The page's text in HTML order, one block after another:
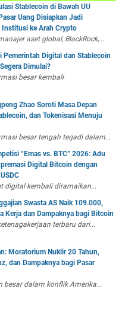
Stablecoin di Bawah UU
Uang Disiapkan Jadi
Institusi ke Arah Crypto
aset global, BlackRock,...
Pemerintah Digital dan Stablecoin
Dimulai?
besar kembali
Zhao Soroti Masa Depan
dan Tokenisasi Menuju
besar tengah terjadi dalam...
“Emas vs. BTC” 2026: Adu
Digital Bitcoin dengan
digital kembali diramaikan...
Swasta AS Naik 109.000,
Kerja dan Dampaknya bagi Bitcoin
terbaru dari...
Moratorium Nuklir 20 Tahun,
dan Dampaknya bagi Pasar
besar dalam konflik Amerika...